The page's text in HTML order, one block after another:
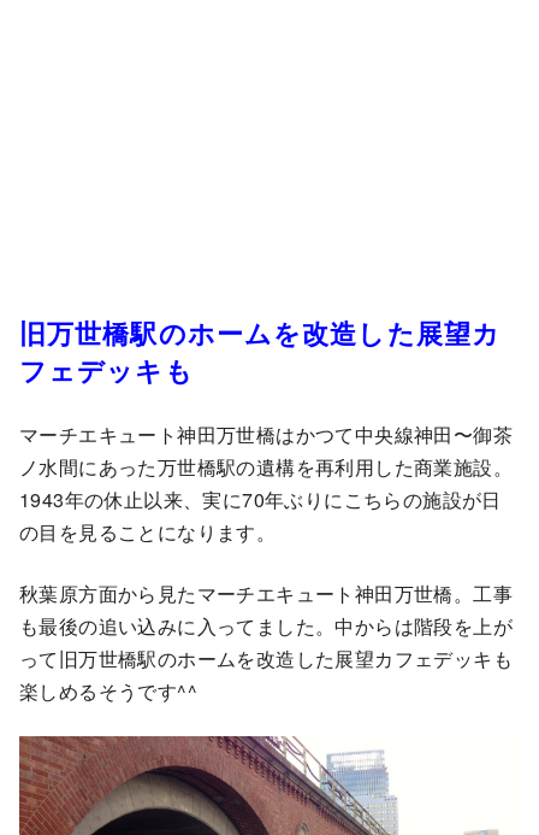
旧万世橋駅のホームを改造した展望カ
フェデッキも
マーチエキュート神田万世橋はかつて中央線神田〜御茶
ノ水間にあった万世橋駅の遺構を再利用した商業施設。
1943年の休止以来、実に70年ぶりにこちらの施設が日
の目を見ることになります。
秋葉原方面から見たマーチエキュート神田万世橋。工事
も最後の追い込みに入ってました。中からは階段を上が
って旧万世橋駅のホームを改造した展望カフェデッキも
楽しめるそうです^^